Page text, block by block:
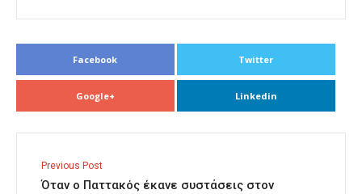
Facebook Twitter
Google+ Linkedin
Previous Post
Όταν ο Παττακός έκανε συστάσεις στον